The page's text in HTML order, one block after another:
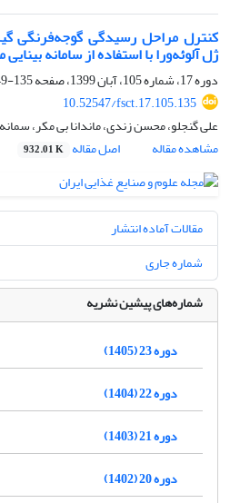
کنترل مراحل رسیدگی گوجه‌فرنگی
ژل آلوئه‌ورا با استفاده از سامانه
دوره 17، شماره 105، آبان 1399، صفحه
135-149
10.52547/fsct.17.105.135
علی گنجلو، محسن زندی، ماندانا بی مکر،
مشاهده مقاله
اصل مقاله 932.01 K
مقالات آماده انتشار
شماره جاری
شماره‌های پیشین نشریه
دوره 23 (1405)
دوره 22 (1404)
دوره 21 (1403)
دوره 20 (1402)